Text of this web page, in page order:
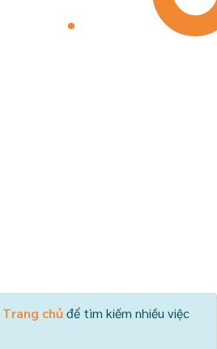
Trang chủ để tìm kiếm nhiều việc